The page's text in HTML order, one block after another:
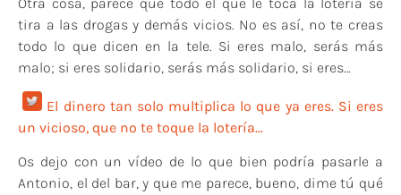
tira a las drogas y demás vicios. No es así, no te creas
todo lo que dicen en la tele. Si eres malo, serás más
malo; si eres solidario, serás más solidario, si eres…
El dinero tan solo multiplica lo que ya eres. Si eres
un vicioso, que no te toque la lotería…
Os dejo con un vídeo de lo que bien podría pasarle a
Antonio, el del bar, y que me parece, bueno, dime tú qué